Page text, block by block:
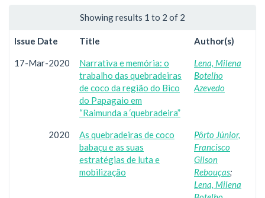
Showing results 1 to 2 of 2
Issue Date Title Author(s)
17-Mar-2020
Narrativa e memória: o
trabalho das quebradeiras
de coco da região do Bico
do Papagaio em
“Raimunda a ‘quebradeira”
Lena, Milena
Botelho
Azevedo
2020
As quebradeiras de coco
babaçu e as suas
estratégias de luta e
mobilização
Pôrto Júnior,
Francisco
Gilson
Rebouças;
Lena, Milena